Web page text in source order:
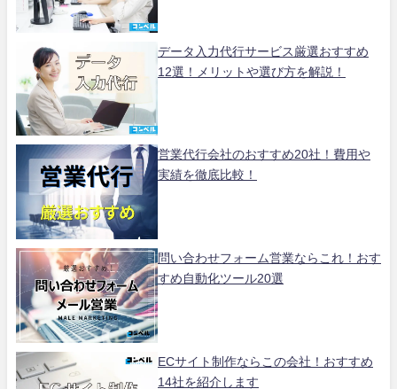
データ入力代行サービス厳選おすすめ
12選！メリットや選び方を解説！
営業代行会社のおすすめ20社！費用や
実績を徹底比較！
問い合わせフォーム営業ならこれ！おす
すめ自動化ツール20選
ECサイト制作ならこの会社！おすすめ
14社を紹介します